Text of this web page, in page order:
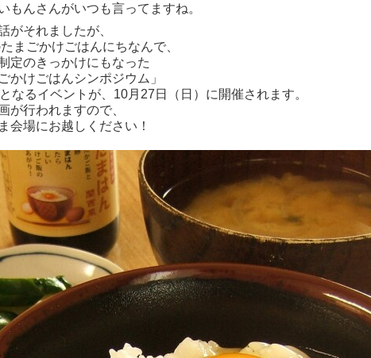
もんさんがいつも言ってますね。
がそれましたが、
まごかけごはんにちなんで、
定のきっかけにもなった
かけごはんシンポジウム」
なるイベントが、10月27日（日）に開催されます。
が行われますので、
会場にお越しください！